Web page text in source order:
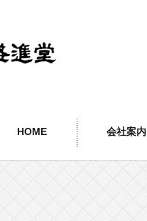
HOME 会社案内